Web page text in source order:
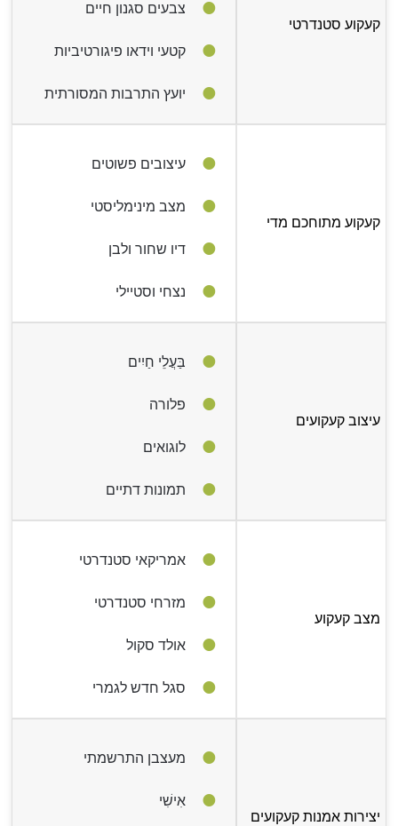
קעקוע סטנדרטי
צבעים סגנון חיים
קטעי וידאו פיגורטיביות
יועץ התרבות המסורתית
קעקוע מתוחכם מדי
עיצובים פשוטים
מצב מינימליסטי
דיו שחור ולבן
נצחי וסטיילי
עיצוב קעקועים
בַּעֲלֵי חַיִים
פלורה
לוגואים
תמונות דתיים
מצב קעקוע
אמריקאי סטנדרטי
מזרחי סטנדרטי
אולד סקול
סגל חדש לגמרי
יצירות אמנות קעקועים
מעצבן התרשמתי
אִישִׁי